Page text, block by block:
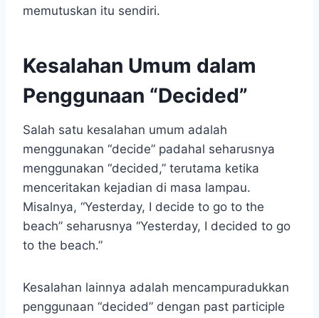
memutuskan itu sendiri.
Kesalahan Umum dalam
Penggunaan “Decided”
Salah satu kesalahan umum adalah
menggunakan “decide” padahal seharusnya
menggunakan “decided,” terutama ketika
menceritakan kejadian di masa lampau.
Misalnya, “Yesterday, I decide to go to the
beach” seharusnya “Yesterday, I decided to go
to the beach.”
Kesalahan lainnya adalah mencampuradukkan
penggunaan “decided” dengan past participle